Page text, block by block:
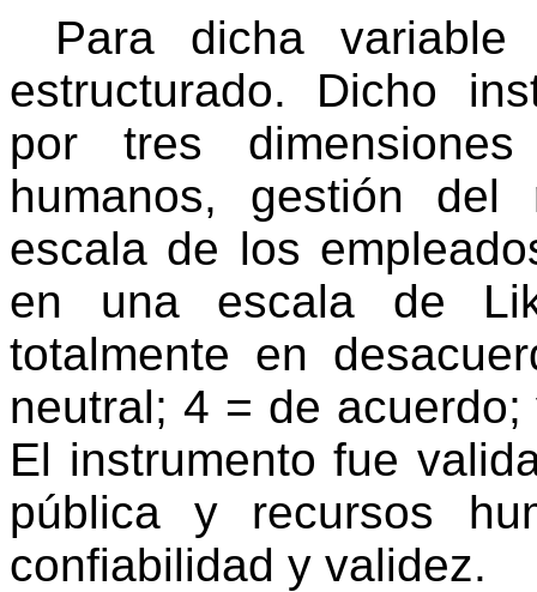
Para dicha
estructurado. Dicho
por tres
humanos, gestión del
escala de los
en una escala de
totalmente en
neutral; 4 = de
El instrumento fue
pública y recursos
confiabilidad y validez.